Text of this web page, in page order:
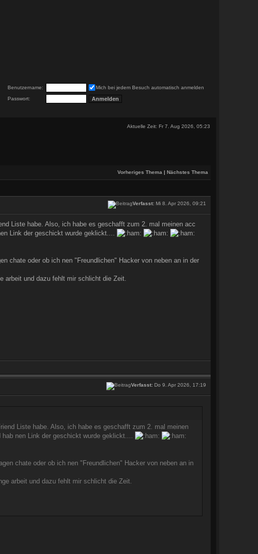
Benutzername:
Mich bei jedem Besuch automatisch anmelden
Passwort:
Aktuelle Zeit: Fr 7. Aug 2026, 05:23
Vorheriges Thema | Nächstes Thema
Verfasst:Mi 8. Apr 2026, 09:21
Liste habe. Also, ich habe es geschafft zum 2. mal meinen acc
Link der geschickt wurde geklickt....
chate oder ob ich nen "Freundlichen" Hacker von neben an in der
arbeit und dazu fehlt mir schlicht die Zeit.
Verfasst:Do 9. Apr 2026, 17:19
Liste habe. Also, ich habe es geschafft zum 2. mal meinen
nen Link der geschickt wurde geklickt....
chate oder ob ich nen "Freundlichen" Hacker von neben an in
arbeit und dazu fehlt mir schlicht die Zeit.